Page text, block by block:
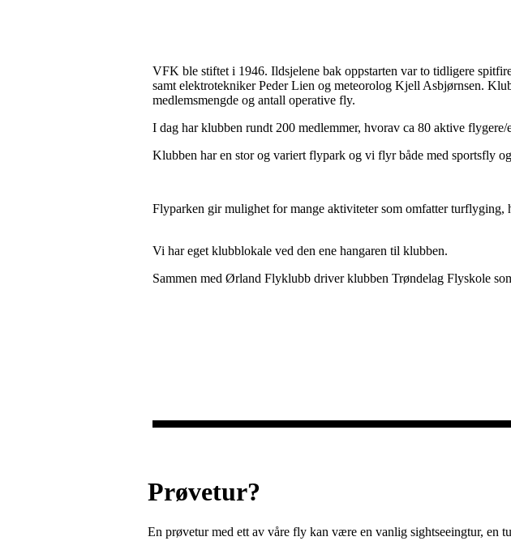
VFK ble stiftet i 1946. Ildsjelene bak oppstarten var to tidligere
samt elektrotekniker Peder Lien og meteorolog Kjell Asbjørnsen.
medlemsmengde og antall operative fly.
I dag har klubben rundt 200 medlemmer, hvorav ca 80 aktive
Klubben har en stor og variert flypark og vi flyr både med sportsfly
Flyparken gir mulighet for mange aktiviteter som omfatter
Vi har eget klubblokale ved den ene hangaren til klubben.
Sammen med Ørland Flyklubb driver klubben Trøndelag Flyskole
Prøvetur?
En prøvetur med ett av våre fly kan være en vanlig sightseeingtur, en